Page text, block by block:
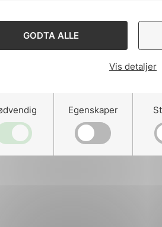
GODTA ALLE
Vis detaljer
Egenskaper